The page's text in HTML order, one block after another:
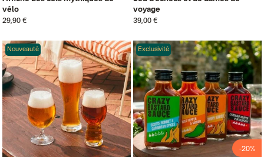
vélo
29,90 €
voyage
39,00 €
Nouveauté Exclusivité
-20%